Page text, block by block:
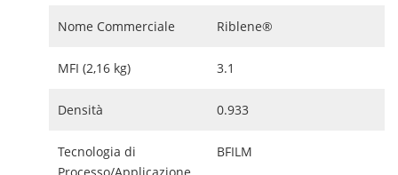
Nome Commerciale Riblene®
MFI (2,16 kg) 3.1
Densità 0.933
Tecnologia di
BFILM